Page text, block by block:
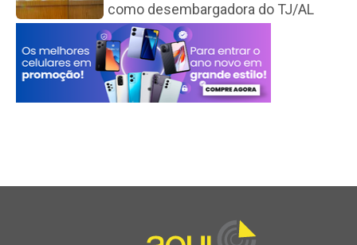
como desembargadora do TJ/AL